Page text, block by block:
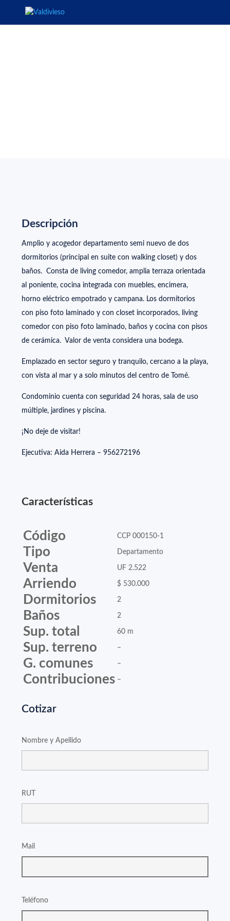
Descripción
Amplio y acogedor departamento semi nuevo de dos
dormitorios (principal en suite con walking closet) y dos
baños. Consta de living comedor, amplia terraza orientada
al poniente, cocina integrada con muebles, encimera,
horno eléctrico empotrado y campana. Los dormitorios
con piso foto laminado y con closet incorporados, living
comedor con piso foto laminado, baños y cocina con pisos
de cerámica. Valor de venta considera una bodega.
Emplazado en sector seguro y tranquilo, cercano a la playa,
con vista al mar y a solo minutos del centro de Tomé.
Condominio cuenta con seguridad 24 horas, sala de uso
múltiple, jardines y piscina.
¡No deje de visitar!
Ejecutiva: Aida Herrera – 956272196
Características
Código CCP 000150-1
Tipo Departamento
Venta UF 2.522
Arriendo $ 530.000
Dormitorios 2
Baños 2
Sup. total 60 m
Sup. terreno –
G. comunes –
Contribuciones –
Cotizar
Nombre y Apellido
RUT
Mail
Teléfono